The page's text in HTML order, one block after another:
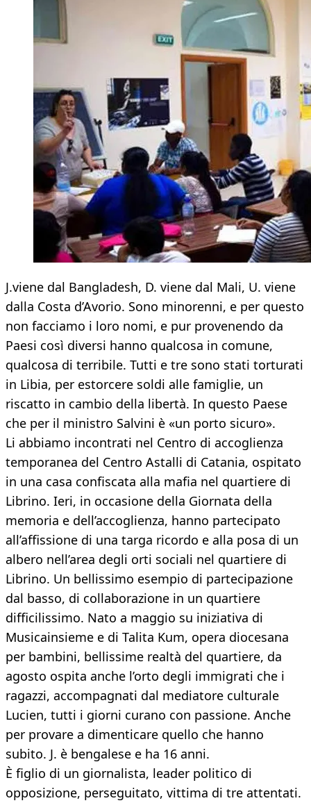
J.viene dal Bangladesh, D. viene dal Mali, U. viene
dalla Costa d’Avorio. Sono minorenni, e per questo
non facciamo i loro nomi, e pur provenendo da
Paesi così diversi hanno qualcosa in comune,
qualcosa di terribile. Tutti e tre sono stati torturati
in Libia, per estorcere soldi alle famiglie, un
riscatto in cambio della libertà. In questo Paese
che per il ministro Salvini è «un porto sicuro».
Li abbiamo incontrati nel Centro di accoglienza
temporanea del Centro Astalli di Catania, ospitato
in una casa confiscata alla mafia nel quartiere di
Librino. Ieri, in occasione della Giornata della
memoria e dell’accoglienza, hanno partecipato
all’affissione di una targa ricordo e alla posa di un
albero nell’area degli orti sociali nel quartiere di
Librino. Un bellissimo esempio di partecipazione
dal basso, di collaborazione in un quartiere
difficilissimo. Nato a maggio su iniziativa di
Musicainsieme e di Talita Kum, opera diocesana
per bambini, bellissime realtà del quartiere, da
agosto ospita anche l’orto degli immigrati che i
ragazzi, accompagnati dal mediatore culturale
Lucien, tutti i giorni curano con passione. Anche
per provare a dimenticare quello che hanno
subito. J. è bengalese e ha 16 anni.
È figlio di un giornalista, leader politico di
opposizione, perseguitato, vittima di tre attentati.